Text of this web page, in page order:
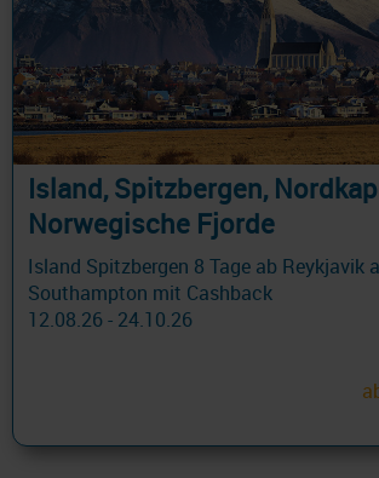
Island, Spitzbergen,
Norwegische Fjorde
Island Spitzbergen 8 Tage ab Reykjavik
Southampton mit Cashback
12.08.26 - 24.10.26